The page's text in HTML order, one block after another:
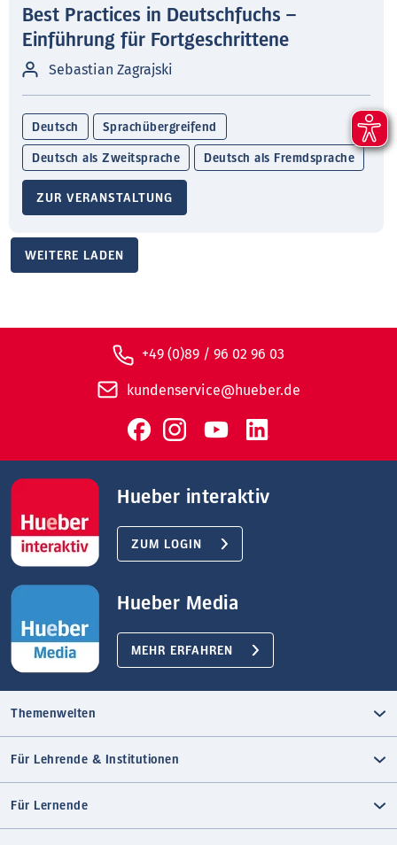
Best Practices in Deutschfuchs –
Einführung für Fortgeschrittene
Sebastian Zagrajski
Deutsch Sprachübergreifend
Deutsch als Zweitsprache Deutsch als Fremdsprache
ZUR VERANSTALTUNG
WEITERE LADEN
+49 (0)89 / 96 02 96 03
kundenservice@hueber.de
Hueber interaktiv
ZUM LOGIN
Hueber Media
MEHR ERFAHREN
Themenwelten
Für Lehrende & Institutionen
Für Lernende